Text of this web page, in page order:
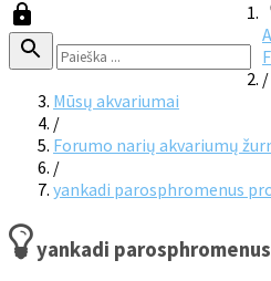
/
Mūsų akvariumai
/
Forumo narių akvariumų
/
yankadi parosphromenus
yankadi